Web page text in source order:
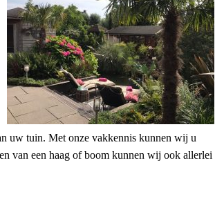
uw tuin. Met onze vakkennis kunnen wij u
van een haag of boom kunnen wij ook allerlei